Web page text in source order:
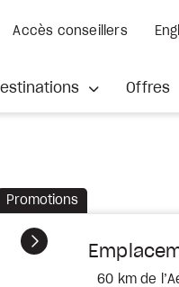
Accès conseillers
Offres
Promotions
Suivant
60 km de